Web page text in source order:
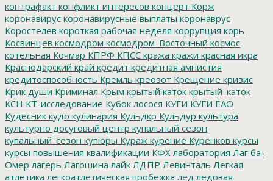
контрафакт конфликт интересов концерт Корж
коронавирус коронавирусные выплаты коронаврус
Коростелев короткая рабочая неделя коррупция корь
Косвинцев космодром космодром_Восточный космос
котельная Кочмар КПРФ КПСС кража кражи красная икра
Краснодарский край кредит кредитная амнистия
кредитоспособность Кремль креозот Крещение кризис
Крик души Криминал Крым крытый каток крытый_каток
КСН КТ-исследование Кубок лосося КУГИ КУГИ ЕАО
Кудесник кудо кулинария Кульдкр Кульдур культура
культурно досуговый центр купальный сезон
купальный_сезон купюры Кураж курение Куренков курсы
курсы повышения квалификации КФХ лаборатория Лаг ба-
Омер лагерь Лагошина лайк ЛДПР Левинталь Легкая
атлетика легкоатлетическая пробежка лед ледовая